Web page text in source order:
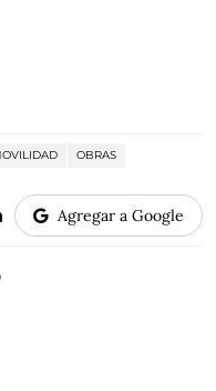
OBRAS
Agregar a Google